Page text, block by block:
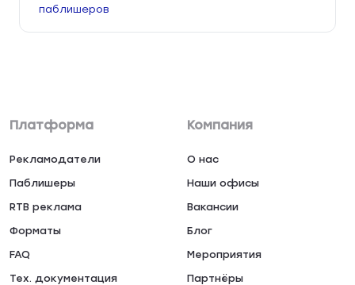
паблишеров
Платформа
Рекламодатели
Паблишеры
RTB реклама
Форматы
FAQ
Тех. документация
Компания
О нас
Наши офисы
Вакансии
Блог
Мероприятия
Партнёры